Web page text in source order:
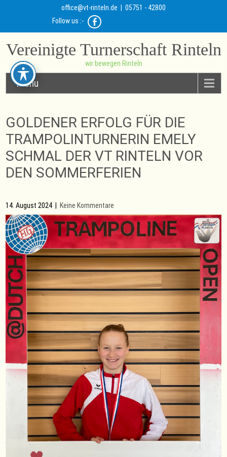
office@vt-rinteln.de | 05751 - 42800
Follow us :-
Vereinigte Turnerschaft Rinteln
wir bewegen Rinteln
Menu
GOLDENER ERFOLG FÜR DIE
TRAMPOLINTURNERIN EMELY
SCHMAL DER VT RINTELN VOR
DEN SOMMERFERIEN
14. August 2024 Keine Kommentare